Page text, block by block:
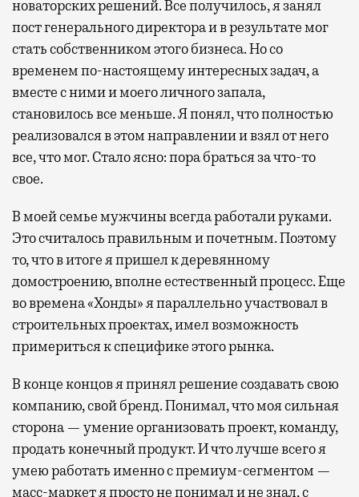
новаторских решений. Все получилось, я занял
пост генерального директора и в результате мог
стать собственником этого бизнеса. Но со
временем по-настоящему интересных задач, а
вместе с ними и моего личного запала,
становилось все меньше. Я понял, что полностью
реализовался в этом направлении и взял от него
все, что мог. Стало ясно: пора браться за что-то
свое.
В моей семье мужчины всегда работали руками.
Это считалось правильным и почетным. Поэтому
то, что в итоге я пришел к деревянному
домостроению, вполне естественный процесс. Еще
во времена «Хонды» я параллельно участвовал в
строительных проектах, имел возможность
примериться к специфике этого рынка.
В конце концов я принял решение создавать свою
компанию, свой бренд. Понимал, что моя сильная
сторона — умение организовать проект, команду,
продать конечный продукт. И что лучше всего я
умею работать именно с премиум-сегментом —
масс-маркет я просто не понимал и не знал, с